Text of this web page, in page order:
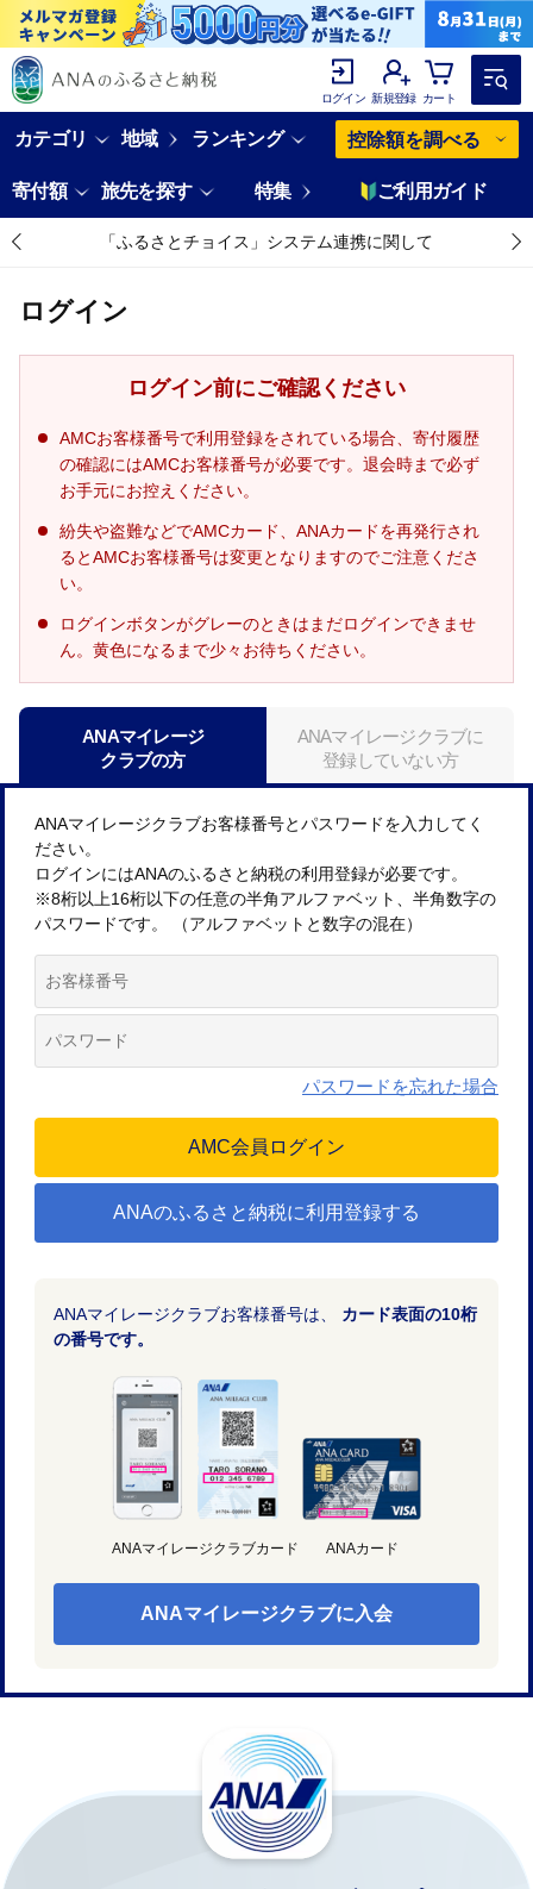
ログイン 新規登録 カート
カテゴリ 地域 ランキング 控除額を調べる
寄付額 旅先を探す 特集 ご利用ガイド
「ふるさとチョイス」システム連携に関して
ログイン
ログイン前にご確認ください
AMCお客様番号で利用登録をされている場合、寄付履歴
の確認にはAMCお客様番号が必要です。退会時まで必ず
お手元にお控えください。
紛失や盗難などでAMCカード、ANAカードを再発行され
るとAMCお客様番号は変更となりますのでご注意くださ
い。
ログインボタンがグレーのときはまだログインできませ
ん。黄色になるまで少々お待ちください。
ANAマイレージ
クラブの方
ANAマイレージクラブに
登録していない方
ANAマイレージクラブお客様番号とパスワードを入力してく
ださい。
ログインにはANAのふるさと納税の利用登録が必要です。
※8桁以上16桁以下の任意の半角アルファベット、半角数字の
パスワードです。 （アルファベットと数字の混在）
パスワードを忘れた場合
ANAのふるさと納税に利用登録する
ANAマイレージクラブお客様番号は、 カード表面の10桁
の番号です。
ANAマイレージクラブカード ANAカード
ANAマイレージクラブに入会